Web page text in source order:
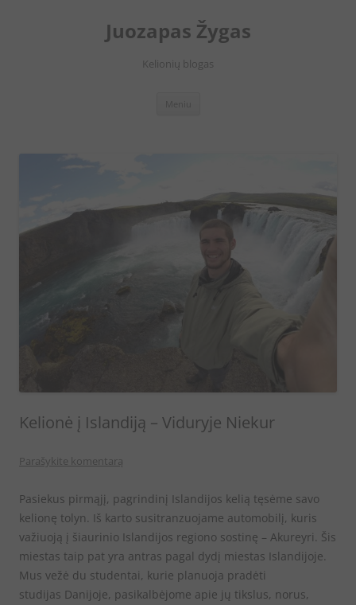
Juozapas Žygas
Kelionių blogas
Kelionė į Islandiją – Viduryje Niekur
Parašykite komentarą
Pasiekus pirmąjį, pagrindinį Islandijos kelią tęsėme savo
kelionę tolyn. Iš karto susitranzuojame automobilį, kuris
važiuoją į šiaurinio Islandijos regiono sostinę – Akureyri. Šis
miestas taip pat yra antras pagal dydį miestas Islandijoje.
Mus vežė du studentai, kurie planuoja pradėti
studijas Danijoje, pasikalbėjome apie jų tikslus, norus,